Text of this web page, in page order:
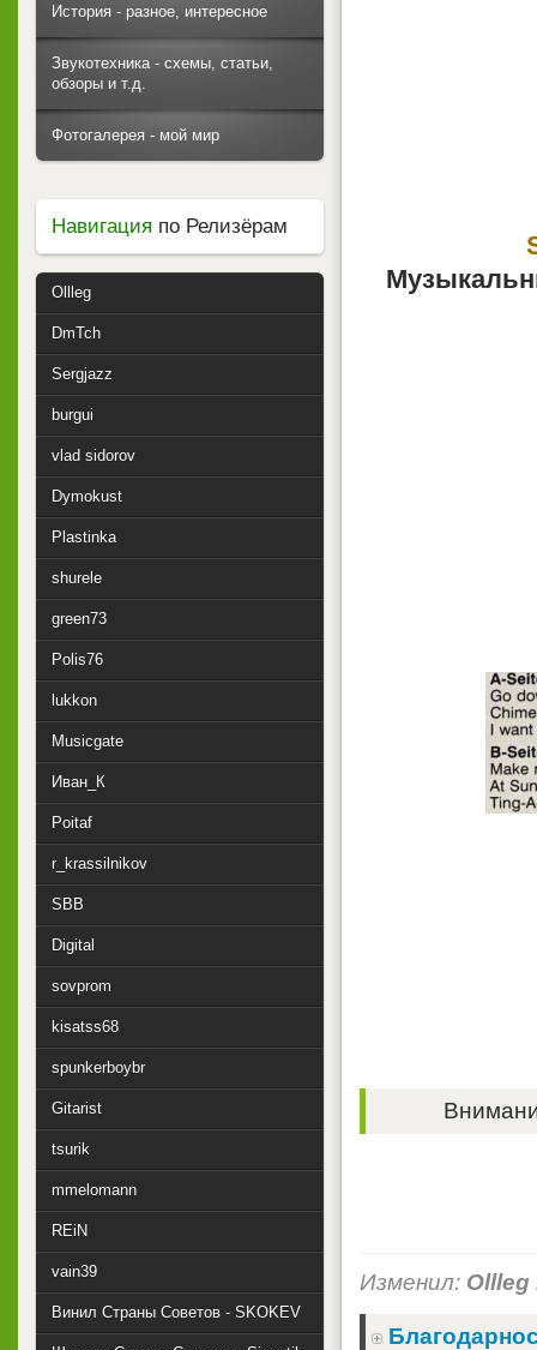
Изменил: Ollleg
История - разное, интересное
Звукотехника - схемы, статьи,
обзоры и т.д.
Фотогалерея - мой мир
Навигация по Релизёрам
Ollleg
DmTch
Sergjazz
burgui
vlad sidorov
Dymokust
Plastinka
shurele
green73
Polis76
lukkon
Musicgate
Иван_К
Poitaf
r_krassilnikov
SBB
Digital
sovprom
kisatss68
spunkerboybr
Gitarist
tsurik
mmelomann
REiN
vain39
Винил Страны Советов - SKOKEV